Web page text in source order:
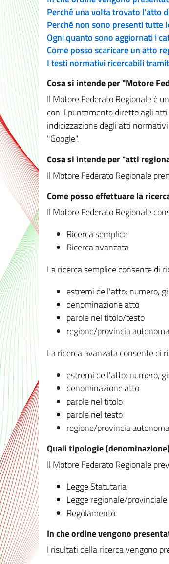
Perché una volta trovato l'atto
Perché non sono presenti tutte
Ogni quanto sono aggiornati i
Come posso scaricare un atto
I testi normativi ricercabili
Cosa si intende per "Motore
Il Motore Federato Regionale è
con il puntamento diretto agli
indicizzazione degli atti
"Google".
Cosa si intende per "atti
Il Motore Federato Regionale
Come posso effettuare la
Il Motore Federato Regionale
Ricerca semplice
Ricerca avanzata
La ricerca semplice consente di
estremi dell'atto: numero,
denominazione atto
parole nel titolo/testo
regione/provincia autonoma
La ricerca avanzata consente di
estremi dell'atto: numero,
denominazione atto
parole nel titolo
parole nel testo
regione/provincia autonoma
Quali tipologie
Il Motore Federato Regionale
Legge Statutaria
Legge regionale/provinciale
Regolamento
In che ordine vengono
I risultati della ricerca vengono